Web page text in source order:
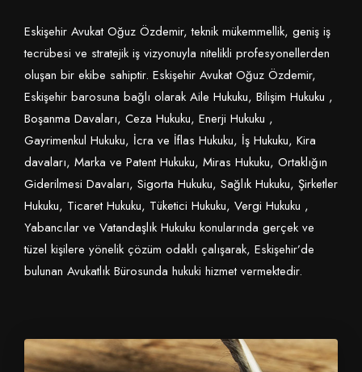
Eskişehir Avukat Oğuz Özdemir, teknik mükemmellik, geniş iş
tecrübesi ve stratejik iş vizyonuyla nitelikli profesyonellerden
oluşan bir ekibe sahiptir. Eskişehir Avukat Oğuz Özdemir,
Eskişehir barosuna bağlı olarak Aile Hukuku, Bilişim Hukuku ,
Boşanma Davaları, Ceza Hukuku, Enerji Hukuku ,
Gayrimenkul Hukuku, İcra ve İflas Hukuku, İş Hukuku, Kira
davaları, Marka ve Patent Hukuku, Miras Hukuku, Ortaklığın
Giderilmesi Davaları, Sigorta Hukuku, Sağlık Hukuku, Şirketler
Hukuku, Ticaret Hukuku, Tüketici Hukuku, Vergi Hukuku ,
Yabancılar ve Vatandaşlık Hukuku konularında gerçek ve
tüzel kişilere yönelik çözüm odaklı çalışarak, Eskişehir’de
bulunan Avukatlık Bürosunda hukuki hizmet vermektedir.